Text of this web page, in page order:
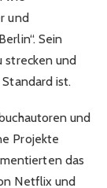
und
Sein
strecken und
ist.
und
Projekte
das
Netflix und